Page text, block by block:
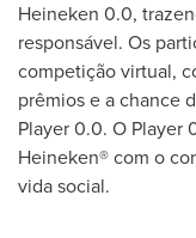
Heineken 0.0,
responsável. Os
competição virtual,
prêmios e a chance
Player 0.0. O Player
Heineken® com o
vida social.